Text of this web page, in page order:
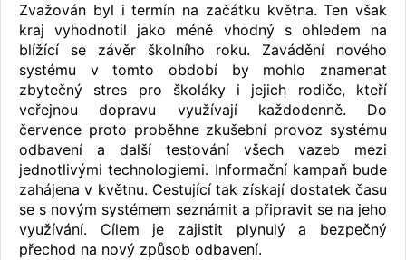
Zvažován byl i termín na začátku května. Ten však
kraj vyhodnotil jako méně vhodný s ohledem na
blížící se závěr školního roku. Zavádění nového
systému v tomto období by mohlo znamenat
zbytečný stres pro školáky i jejich rodiče, kteří
veřejnou dopravu využívají každodenně. Do
července proto proběhne zkušební provoz systému
odbavení a další testování všech vazeb mezi
jednotlivými technologiemi. Informační kampaň bude
zahájena v květnu. Cestující tak získají dostatek času
se s novým systémem seznámit a připravit se na jeho
využívání. Cílem je zajistit plynulý a bezpečný
přechod na nový způsob odbavení.